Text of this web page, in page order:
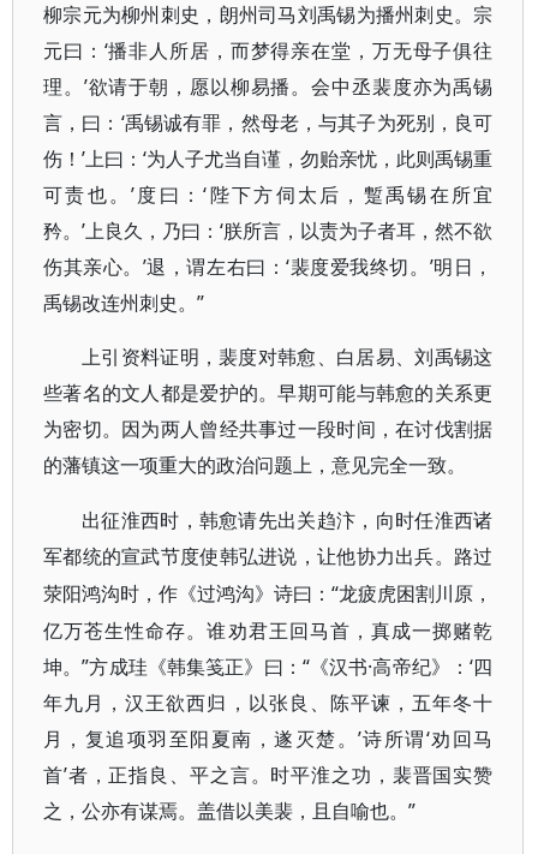
柳宗元为柳州刺史，朗州司马刘禹锡为播州刺史。宗
元曰：‘播非人所居，而梦得亲在堂，万无母子俱往
理。’欲请于朝，愿以柳易播。会中丞裴度亦为禹锡
言，曰：‘禹锡诚有罪，然母老，与其子为死别，良可
伤！’上曰：‘为人子尤当自谨，勿贻亲忧，此则禹锡重
可责也。’度曰：‘陛下方伺太后，蹔禹锡在所宜
矜。’上良久，乃曰：‘朕所言，以责为子者耳，然不欲
伤其亲心。’退，谓左右曰：‘裴度爱我终切。’明日，
禹锡改连州刺史。”
上引资料证明，裴度对韩愈、白居易、刘禹锡这
些著名的文人都是爱护的。早期可能与韩愈的关系更
为密切。因为两人曾经共事过一段时间，在讨伐割据
的藩镇这一项重大的政治问题上，意见完全一致。
出征淮西时，韩愈请先出关趋汴，向时任淮西诸
军都统的宣武节度使韩弘进说，让他协力出兵。路过
荥阳鸿沟时，作《过鸿沟》诗曰：“龙疲虎困割川原，
亿万苍生性命存。谁劝君王回马首，真成一掷赌乾
坤。”方成珪《韩集笺正》曰：“《汉书·高帝纪》：‘四
年九月，汉王欲西归，以张良、陈平谏，五年冬十
月，复追项羽至阳夏南，遂灭楚。’诗所谓‘劝回马
首’者，正指良、平之言。时平淮之功，裴晋国实赞
之，公亦有谋焉。盖借以美裴，且自喻也。”